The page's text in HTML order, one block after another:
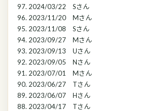
97. 2024/03/22 Sさん
96. 2023/11/20 Mさん
95. 2023/11/08 Sさん
94. 2023/09/27 Mさん
93. 2023/09/13 Uさん
92. 2023/09/05 Nさん
91. 2023/07/01 Mさん
90. 2023/06/27 Tさん
89. 2023/06/07 Hさん
88. 2023/04/17 Tさん